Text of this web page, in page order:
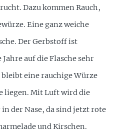
Dazu kommen Rauch,
Eine ganz weiche
Der Gerbstoff ist
auf die Flasche sehr
eine rauchige Würze
liegen. Mit Luft wird die
der Nase, da sind jetzt rote
und Kirschen.